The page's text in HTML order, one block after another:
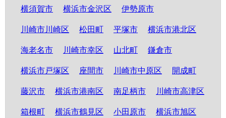
横須賀市 横浜市金沢区 伊勢原市
川崎市川崎区 松田町 平塚市 横浜市港北区
海老名市 川崎市幸区 山北町 鎌倉市
横浜市戸塚区 座間市 川崎市中原区 開成町
藤沢市 横浜市港南区 南足柄市 川崎市高津区
箱根町 横浜市鶴見区 小田原市 横浜市旭区